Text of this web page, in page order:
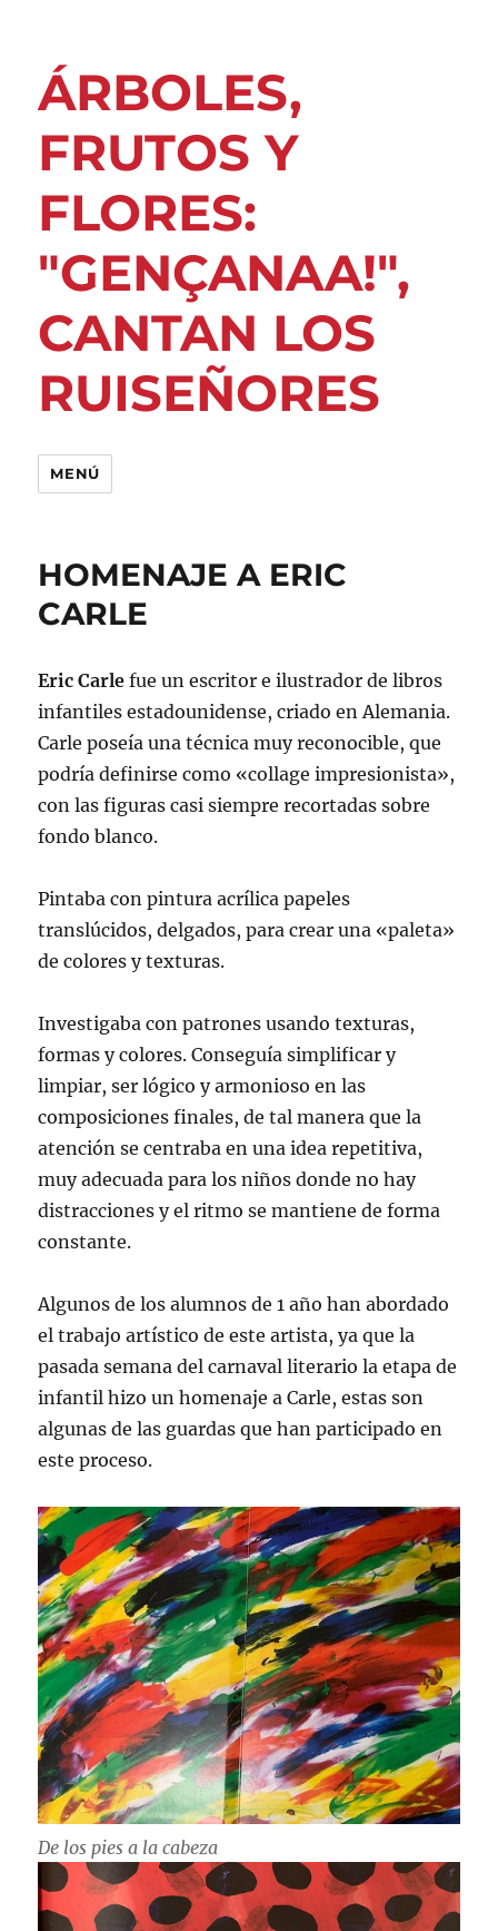
ÁRBOLES,
FRUTOS Y
FLORES:
"GENÇANAA!",
CANTAN LOS
RUISEÑORES
MENÚ
HOMENAJE A ERIC
CARLE
Eric Carle fue un escritor e ilustrador de libros
infantiles estadounidense, criado en Alemania.
Carle poseía una técnica muy reconocible, que
podría definirse como «collage impresionista»,
con las figuras casi siempre recortadas sobre
fondo blanco.
Pintaba con pintura acrílica papeles
translúcidos, delgados, para crear una «paleta»
de colores y texturas.
Investigaba con patrones usando texturas,
formas y colores. Conseguía simplificar y
limpiar, ser lógico y armonioso en las
composiciones finales, de tal manera que la
atención se centraba en una idea repetitiva,
muy adecuada para los niños donde no hay
distracciones y el ritmo se mantiene de forma
constante.
Algunos de los alumnos de 1 año han abordado
el trabajo artístico de este artista, ya que la
pasada semana del carnaval literario la etapa de
infantil hizo un homenaje a Carle, estas son
algunas de las guardas que han participado en
este proceso.
De los pies a la cabeza